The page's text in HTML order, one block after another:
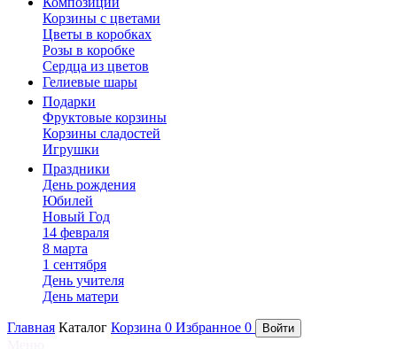
Корзины с цветами
Цветы в коробках
Розы в коробке
Сердца из цветов
Гелиевые шары
Подарки
Фруктовые корзины
Корзины сладостей
Игрушки
Праздники
День рождения
Юбилей
Новый Год
14 февраля
8 марта
1 сентября
День учителя
День матери
Главная Каталог Корзина 0 Избранное 0 Войти